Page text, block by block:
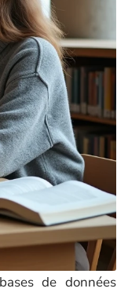
de données